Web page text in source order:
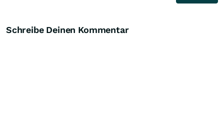
Schreibe Deinen Kommentar